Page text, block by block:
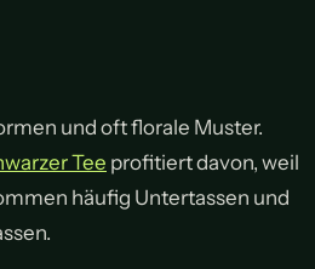
und oft florale Muster.
Tee profitiert davon, weil
häufig Untertassen und